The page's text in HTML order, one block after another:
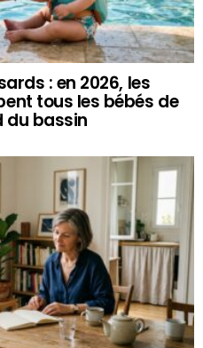
: en 2026, les
tous les bébés de
du bassin